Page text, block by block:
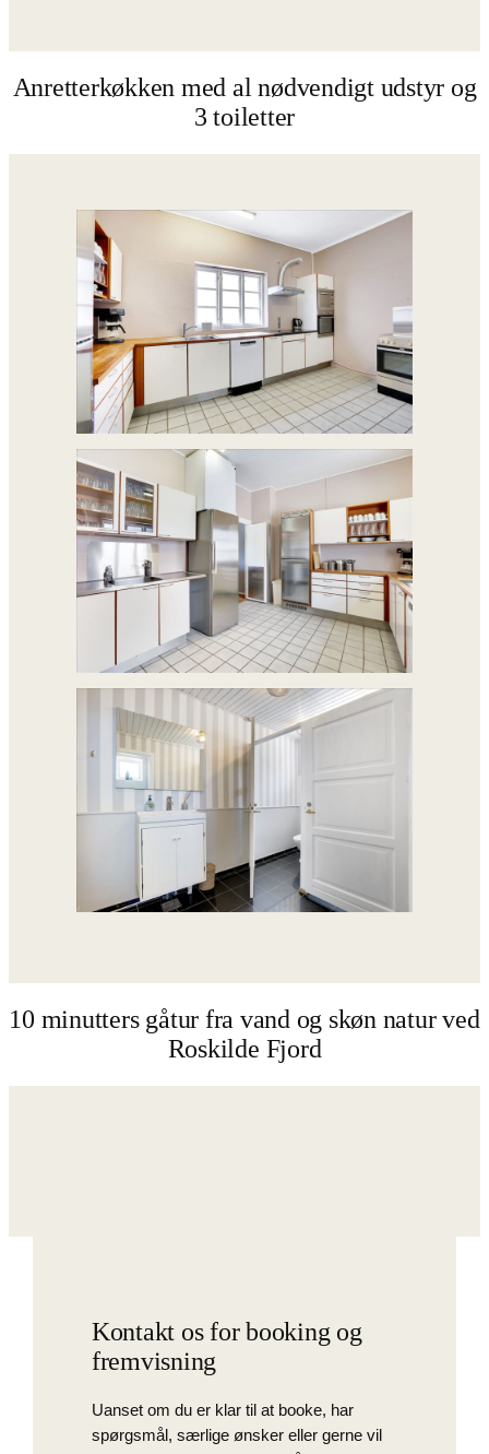
Anretterkøkken med al nødvendigt udstyr og
3 toiletter
10 minutters gåtur fra vand og skøn natur ved
Roskilde Fjord
Kontakt os for booking og
fremvisning
Uanset om du er klar til at booke, har
spørgsmål, særlige ønsker eller gerne vil